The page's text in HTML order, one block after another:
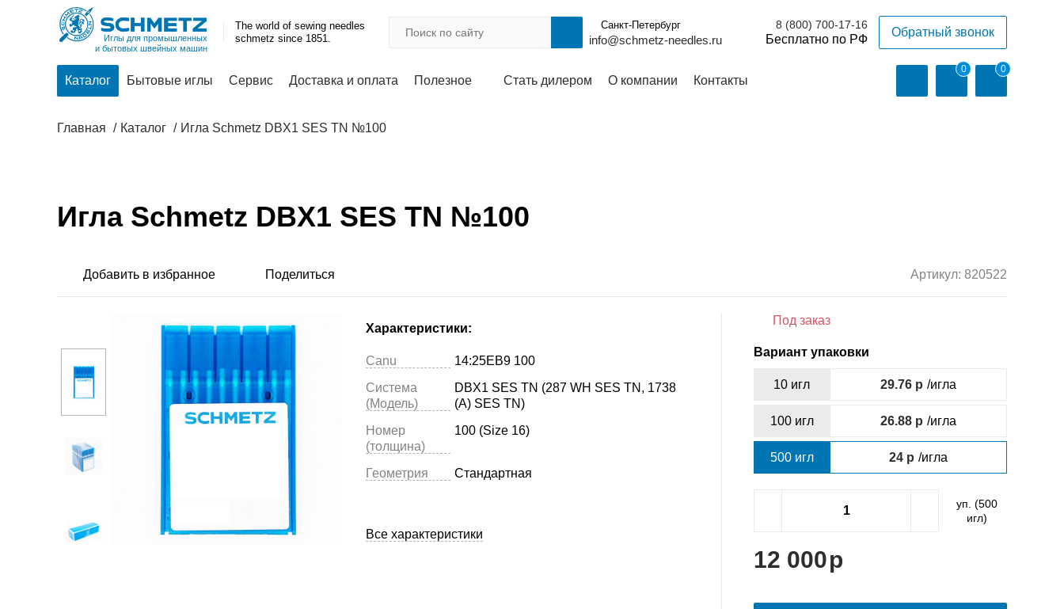
Иглы для промышленных
и бытовых швейных машин
The world of sewing needles
schmetz since 1851.
Санкт-Петербург
info@schmetz-needles.ru
8 (800) 700-17-16
Обратный звонок
Каталог Бытовые иглы Сервис Доставка и оплата Полезное Стать дилером О компании Контакты
0 0
Главная Каталог Игла Schmetz DBX1 SES TN №100
Игла Schmetz DBX1 SES TN №100
Артикул: 820522
Характеристики:
Canu
14:25EB9 100
Система
(Модель)
DBX1 SES TN (287 WH SES TN, 1738
(A) SES TN)
Номер
(толщина)
100 (Size 16)
Геометрия Стандартная
Все характеристики
Под заказ
Вариант упаковки
10 игл 29.76 /игла
100 игл 26.88 /игла
500 игл 24 /игла
уп. (500
игл)
12 000